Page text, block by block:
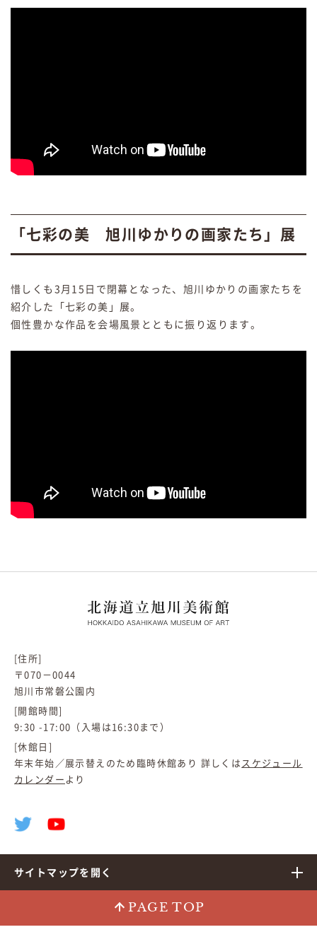
「七彩の美 旭川ゆかりの画家たち」展
惜しくも3月15日で閉幕となった、旭川ゆかりの画家たちを
紹介した「七彩の美」展。
個性豊かな作品を会場風景とともに振り返ります。
[住所]
〒070－0044
旭川市常磐公園内
[開館時間]
9:30 -17:00（入場は16:30まで）
[休館日]
年末年始／展示替えのため臨時休館あり 詳しくは スケジュール
カレンダーより
サイトマップを開く
PAGE TOP